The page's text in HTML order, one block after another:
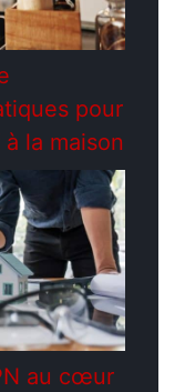
pour
la maison
au cœur